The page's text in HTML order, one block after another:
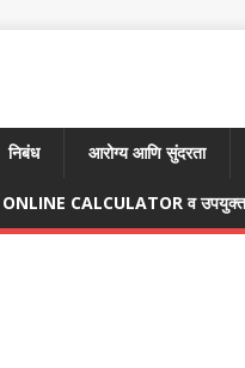
निबंध आरोग्य आणि सुंदरता
CALCULATOR व